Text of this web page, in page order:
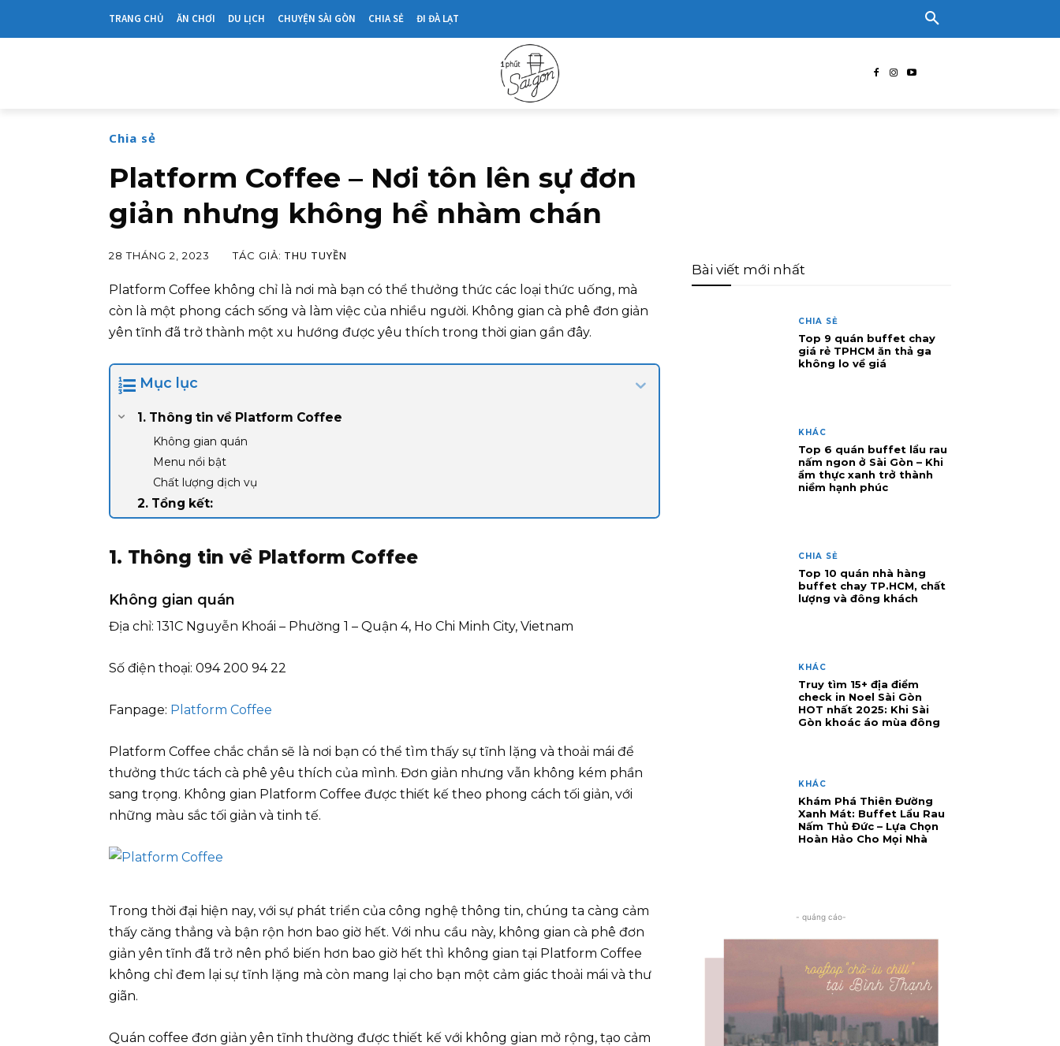
TRANG CHỦ ĂN CHƠI DU LỊCH CHUYỆN SÀI GÒN CHIA SẺ ĐI ĐÀ LẠT
Chia sẻ
Platform Coffee – Nơi tôn lên sự đơn
giản nhưng không hề nhàm chán
28 THÁNG 2, 2023 TÁC GIẢ: THU TUYỀN
Platform Coffee không chỉ là nơi mà bạn có thể thưởng thức các loại thức uống, mà
còn là một phong cách sống và làm việc của nhiều người. Không gian cà phê đơn giản
yên tĩnh đã trở thành một xu hướng được yêu thích trong thời gian gần đây.
Mục lục
1. Thông tin về Platform Coffee
Không gian quán
Menu nổi bật
Chất lượng dịch vụ
2. Tổng kết:
1. Thông tin về Platform Coffee
Không gian quán
Địa chỉ: 131C Nguyễn Khoái – Phường 1 – Quận 4, Ho Chi Minh City, Vietnam
Số điện thoại: 094 200 94 22
Fanpage: Platform Coffee
Platform Coffee chắc chắn sẽ là nơi bạn có thể tìm thấy sự tĩnh lặng và thoải mái để
thưởng thức tách cà phê yêu thích của mình. Đơn giản nhưng vẫn không kém phần
sang trọng. Không gian Platform Coffee được thiết kế theo phong cách tối giản, với
những màu sắc tối giản và tinh tế.
Trong thời đại hiện nay, với sự phát triển của công nghệ thông tin, chúng ta càng cảm
thấy căng thẳng và bận rộn hơn bao giờ hết. Với nhu cầu này, không gian cà phê đơn
giản yên tĩnh đã trở nên phổ biến hơn bao giờ hết thì không gian tại Platform Coffee
không chỉ đem lại sự tĩnh lặng mà còn mang lại cho bạn một cảm giác thoải mái và thư
giãn.
Quán coffee đơn giản yên tĩnh thường được thiết kế với không gian mở rộng, tạo cảm
Bài viết mới nhất
CHIA SẺ
Top 9 quán buffet chay
giá rẻ TPHCM ăn thả ga
không lo về giá
KHÁC
Top 6 quán buffet lẩu rau
nấm ngon ở Sài Gòn – Khi
ẩm thực xanh trở thành
niềm hạnh phúc
CHIA SẺ
Top 10 quán nhà hàng
buffet chay TP.HCM, chất
lượng và đông khách
KHÁC
Truy tìm 15+ địa điểm
check in Noel Sài Gòn
HOT nhất 2025: Khi Sài
Gòn khoác áo mùa đông
KHÁC
Khám Phá Thiên Đường
Xanh Mát: Buffet Lẩu Rau
Nấm Thủ Đức – Lựa Chọn
Hoàn Hảo Cho Mọi Nhà
- quảng cáo-